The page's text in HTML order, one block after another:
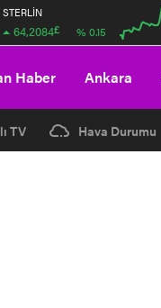
STERLİN
64,2084£ % 0.15
Haber Ankara
TV Hava Durumu